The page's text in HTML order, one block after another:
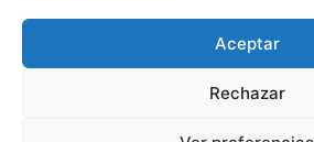
Aceptar
Rechazar
Legal
Aviso Legal
Política de Cookies